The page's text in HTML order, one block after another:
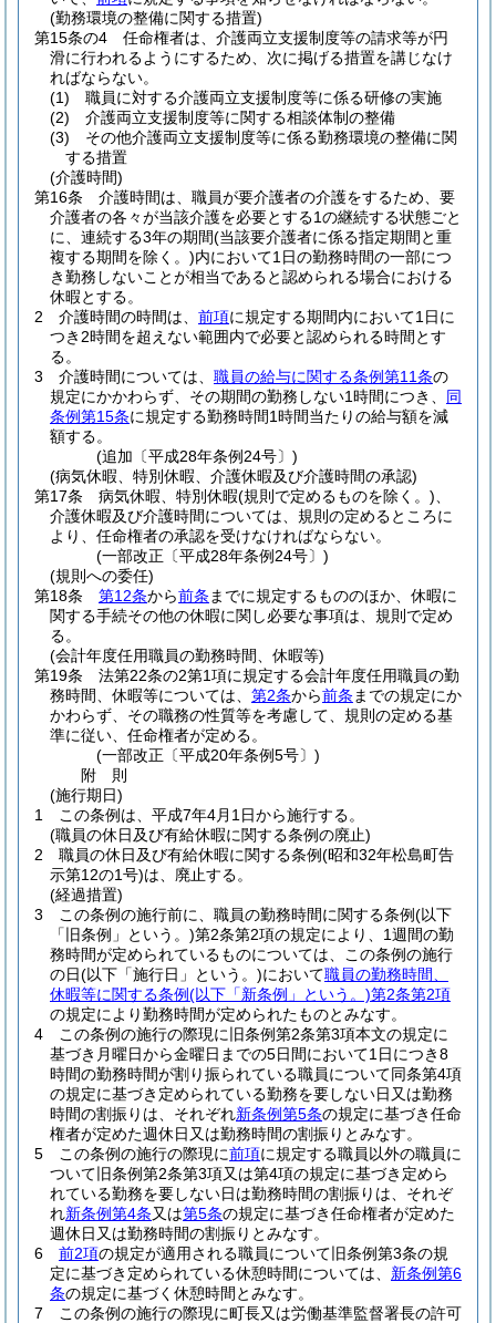
(勤務環境の整備に関する措置)
第15条の4
任命権者は、介護両立支援制度等の請求等が円
滑に行われるようにするため、次に掲げる措置を講じなけ
ればならない。
(1)
職員に対する介護両立支援制度等に係る研修の実施
(2)
介護両立支援制度等に関する相談体制の整備
(3)
その他介護両立支援制度等に係る勤務環境の整備に関
する措置
(介護時間)
第16条
介護時間は、職員が要介護者の介護をするため、要
介護者の各々が当該介護を必要とする1の継続する状態ごと
に、連続する3年の期間(当該要介護者に係る指定期間と重
複する期間を除く。)内において1日の勤務時間の一部につ
き勤務しないことが相当であると認められる場合における
休暇とする。
2
介護時間の時間は、 前項に規定する期間内において1日に
つき2時間を超えない範囲内で必要と認められる時間とす
る。
3
介護時間については、 職員の給与に関する条例第11条の
規定にかかわらず、その期間の勤務しない1時間につき、 同
条例第15条に規定する勤務時間1時間当たりの給与額を減
額する。
(追加〔平成28年条例24号〕)
(病気休暇、特別休暇、介護休暇及び介護時間の承認)
第17条
病気休暇、特別休暇(規則で定めるものを除く。)
介護休暇及び介護時間については、規則の定めるところに
より、任命権者の承認を受けなければならない。
(一部改正〔平成28年条例24号〕)
(規則への委任)
第18条
第12条から前条 までに規定するもののほか、休暇に
関する手続その他の休暇に関し必要な事項は、規則で定め
る。
(会計年度任用職員の勤務時間、休暇等)
第19条
法第22条の2第1項に規定する会計年度任用職員の勤
務時間、休暇等については、 第2条から前条 までの規定にか
かわらず、その職務の性質等を考慮して、規則の定める基
準に従い、任命権者が定める。
(一部改正〔平成20年条例5号〕)
附 則
(施行期日)
1
この条例は、平成7年4月1日から施行する。
(職員の休日及び有給休暇に関する条例の廃止)
2
職員の休日及び有給休暇に関する条例(昭和32年松島町告
示第12の1号)は、廃止する。
(経過措置)
3
この条例の施行前に、職員の勤務時間に関する条例(以下
「旧条例」という。)第2条第2項の規定により、1週間の勤
務時間が定められているものについては、この条例の施行
の日(以下「施行日」という。)において職員の勤務時間、
休暇等に関する条例(以下「新条例」という。)第2条第2項
の規定により勤務時間が定められたものとみなす。
4
この条例の施行の際現に旧条例第2条第3項本文の規定に
基づき月曜日から金曜日までの5日間において1日につき8
時間の勤務時間が割り振られている職員について同条第4項
の規定に基づき定められている勤務を要しない日又は勤務
時間の割振りは、それぞれ新条例第5条の規定に基づき任命
権者が定めた週休日又は勤務時間の割振りとみなす。
5
この条例の施行の際現に前項に規定する職員以外の職員に
ついて旧条例第2条第3項又は第4項の規定に基づき定めら
れている勤務を要しない日は勤務時間の割振りは、それぞ
れ新条例第4条又は第5条の規定に基づき任命権者が定めた
週休日又は勤務時間の割振りとみなす。
6
前2項の規定が適用される職員について旧条例第3条の規
定に基づき定められている休憩時間については、 新条例第6
条の規定に基づく休憩時間とみなす。
7
この条例の施行の際現に町長又は労働基準監督署長の許可